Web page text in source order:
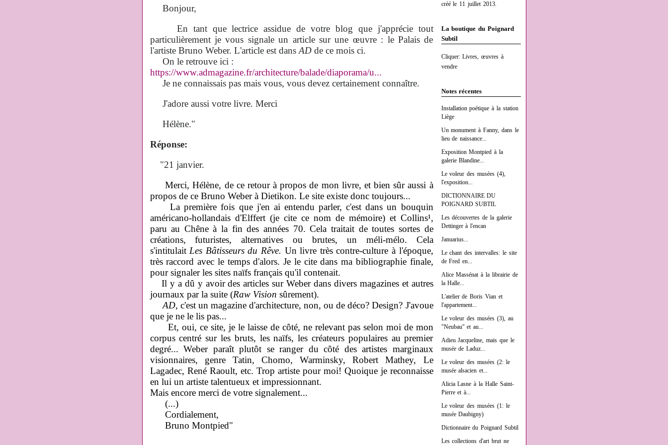
créé le 11 juillet 2013.
La boutique du Poignard
Subtil
Cliquer: Livres, œuvres à
vendre
Notes récentes
Installation poétique à la station
Liège
Un monument à Fanny, dans le
lieu de naissance...
Exposition Montpied à la
galerie Blandine...
Le voleur des musées (4),
l'exposition...
DICTIONNAIRE DU
POIGNARD SUBTIL
Les découvertes de la galerie
Dettinger à l'encan
Januarius...
Le chant des intervalles: le site
de Fred en...
Alice Massénat à la librairie de
la Halle...
L'atelier de Boris Vian et
l'appartement...
Le voleur des musées (3), au
"Neubau" et au...
Adieu Jacqueline, mais que le
musée de Laduz...
Le voleur des musées (2: le
musée alsacien et...
Alicia Lasne à la Halle Saint-
Pierre et à...
Le voleur des musées (1: le
musée Daubigny)
Dictionnaire du Poignard Subtil
Les collections d'art brut ne
Bonjour,
En tant que lectrice assidue de votre blog que j'apprécie tout
particulièrement je vous signale un article sur une œuvre : le Palais de
l'artiste Bruno Weber. L'article est dans ADde ce mois ci.
On le retrouve ici :
https://www.admagazine.fr/architecture/balade/diaporama/u...
Je ne connaissais pas mais vous, vous devez certainement connaître.
J'adore aussi votre livre. Merci
Hélène."
Réponse:
"21 janvier.
Merci, Hélène, de ce retour à propos de mon livre, et bien sûr aussi à
propos de ce Bruno Weber à Dietikon. Le site existe donc toujours...
La première fois que j'en ai entendu parler, c'est dans un bouquin
américano-hollandais d'Elffert (je cite ce nom de mémoire) et Collins¹,
paru au Chêne à la fin des années 70. Cela traitait de toutes sortes de
créations, futuristes, alternatives ou brutes, un méli-mélo. Cela
s'intitulait Les Bâtisseurs du Rêve. Un livre très contre-culture à l'époque,
très raccord avec le temps d'alors. Je le cite dans ma bibliographie finale,
pour signaler les sites naïfs français qu'il contenait.
Il y a dû y avoir des articles sur Weber dans divers magazines et autres
journaux par la suite (Raw Vision sûrement).
AD, c'est un magazine d'architecture, non, ou de déco? Design? J'avoue
que je ne le lis pas...
Et, oui, ce site, je le laisse de côté, ne relevant pas selon moi de mon
corpus centré sur les bruts, les naïfs, les créateurs populaires au premier
degré... Weber paraît plutôt se ranger du côté des artistes marginaux
visionnaires, genre Tatin, Chomo, Warminsky, Robert Mathey, Le
Lagadec, René Raoult, etc. Trop artiste pour moi! Quoique je reconnaisse
en lui un artiste talentueux et impressionnant.
Mais encore merci de votre signalement...
(...)
Cordialement,
Bruno Montpied"